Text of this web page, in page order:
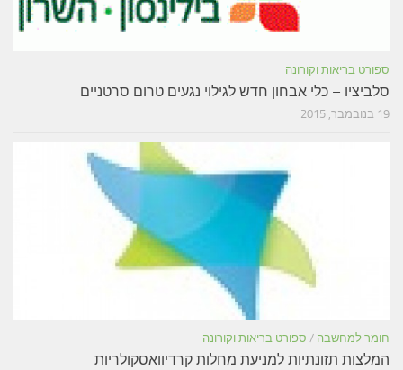
ספורט בריאות וקורונה
סלביציו – כלי אבחון חדש לגילוי נגעים טרום סרטניים
19 בנובמבר, 2015
חומר למחשבה / ספורט בריאות וקורונה
המלצות תזונתיות למניעת מחלות קרדיוואסקולריות